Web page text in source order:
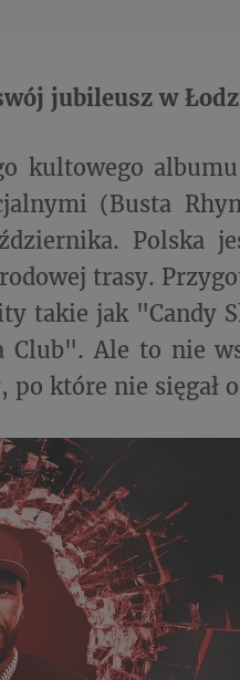
jubileusz w
kultowego
(Busta
Polska
trasy.
takie jak "Candy
Ale to nie
które nie sięgał